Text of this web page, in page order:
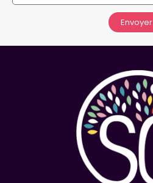
Envoyer